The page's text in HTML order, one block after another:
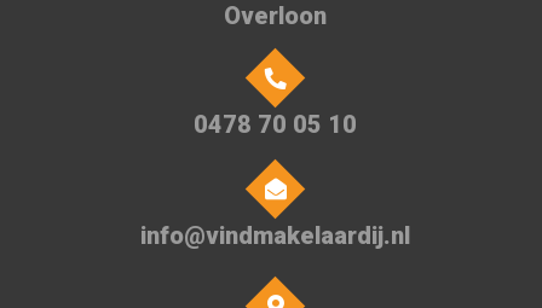
Overloon
0478 70 05 10
info@vindmakelaardij.nl